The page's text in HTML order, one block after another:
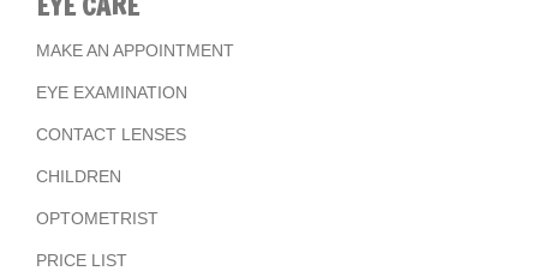
MAKE AN APPOINTMENT
EYE EXAMINATION
CONTACT LENSES
CHILDREN
OPTOMETRIST
PRICE LIST